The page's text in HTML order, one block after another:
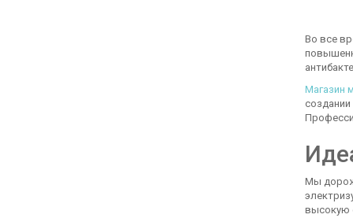
Во все
Магазин
Мы
высокую